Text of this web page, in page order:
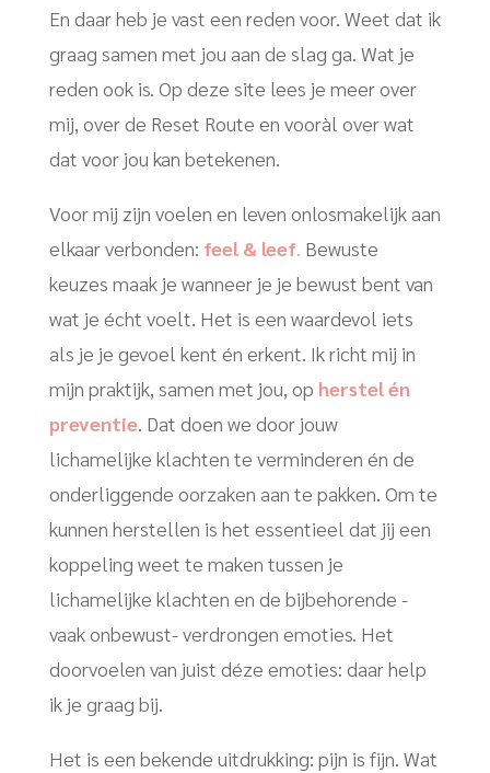
En daar heb je vast een reden voor. Weet dat ik
graag samen met jou aan de slag ga. Wat je
reden ook is. Op deze site lees je meer over
mij, over de Reset Route en vooràl over wat
dat voor jou kan betekenen.
Voor mij zijn voelen en leven onlosmakelijk aan
elkaar verbonden: feel & leef. Bewuste
keuzes maak je wanneer je je bewust bent van
wat je écht voelt. Het is een waardevol iets
als je je gevoel kent én erkent. Ik richt mij in
mijn praktijk, samen met jou, op herstel én
preventie. Dat doen we door jouw
lichamelijke klachten te verminderen én de
onderliggende oorzaken aan te pakken. Om te
kunnen herstellen is het essentieel dat jij een
koppeling weet te maken tussen je
lichamelijke klachten en de bijbehorende -
vaak onbewust- verdrongen emoties. Het
doorvoelen van juist déze emoties: daar help
ik je graag bij.
Het is een bekende uitdrukking: pijn is fijn. Wat